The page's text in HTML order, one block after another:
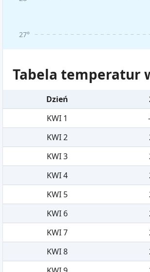
27°
Tabela temperatur
Dzień
KWI 1
KWI 2
KWI 3
KWI 4
KWI 5
KWI 6
KWI 7
KWI 8